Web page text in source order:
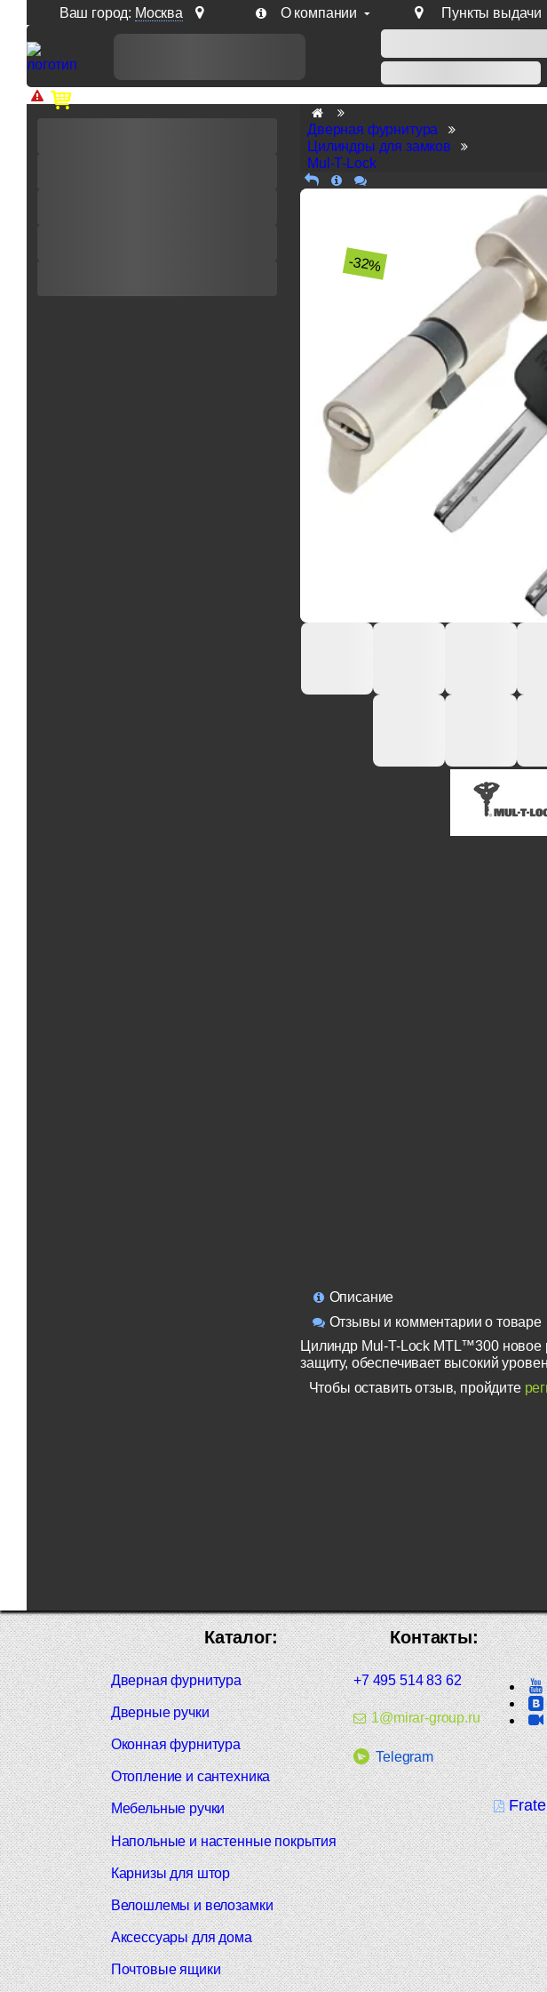
Ваш город: Москва О компании Пункты выдачи
Доп. скидка от цен на сайте 7% при заказе от 50 тыс. руб продукции
Дверная фурнитура
Цилиндры для замков
Mul-T-Lock
-32%
Описание
Отзывы и комментарии о товаре
Цилиндр Mul-T-Lock MTL™300
защиту, обеспечивает высокий
Чтобы оставить отзыв, пройдите
Контакты:
+7 495 514 83 62
1@mirar-group.ru
Telegram
Каталог:
Дверная фурнитура
Дверные ручки
Оконная фурнитура
Отопление и сантехника
Мебельные ручки
Напольные и настенные покрытия
Карнизы для штор
Велошлемы и велозамки
Аксессуары для дома
Почтовые ящики